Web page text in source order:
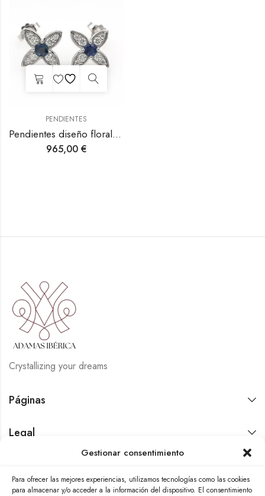
Gestionar consentimiento
Para ofrecer las mejores experiencias, utilizamos tecnologías como las cookies
para almacenar y/o acceder a la información del dispositivo. El consentimiento
PENDIENTES
Pendientes diseño floral de oro blanco con zafiro y diamantes.
965,00 €
Crystallizing your dreams
Páginas
Legal